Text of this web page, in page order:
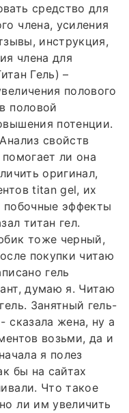
средство для
члена, усиления
инструкция,
члена для
Гель) –
полового
половой
потенции.
свойств
ли она
оригинал,
titan gel, их
побочные эффекты
титан гел.
тоже черный,
покупки читаю
гель
думаю я. Читаю
Занятный гель-
сказала жена, ну а
возьми, да и
я полез
бы на сайтах
Что такое
ли им увеличить